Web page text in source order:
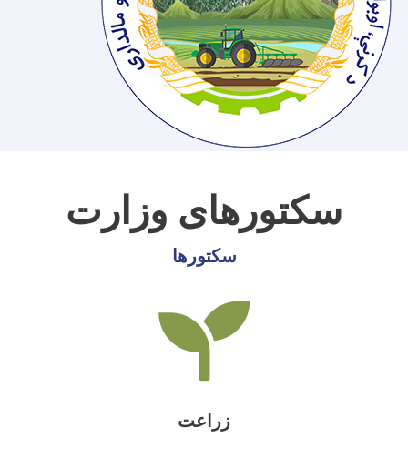
سکتورهای وزارت
سکتورها
زراعت